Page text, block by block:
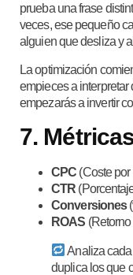
prueba una frase
veces, ese pequeño
alguien que desliza y
La optimización
empieces a
empezarás a invertir
7.
CPC (Coste por
CTR
Conversiones
ROAS
Analiza
duplica los que